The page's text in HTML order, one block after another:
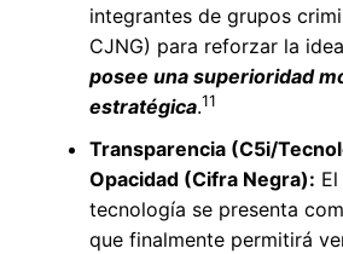
integrantes de grupos
CJNG) para reforzar la
posee una superioridad
estratégica.11
Transparencia (C5i/
Opacidad (Cifra Negra):
tecnología se presenta
que finalmente permitirá